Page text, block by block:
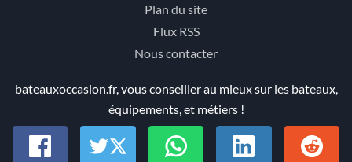
Plan du site
Flux RSS
Nous contacter
bateauxoccasion.fr, vous conseiller au mieux sur les bateaux,
équipements, et métiers !